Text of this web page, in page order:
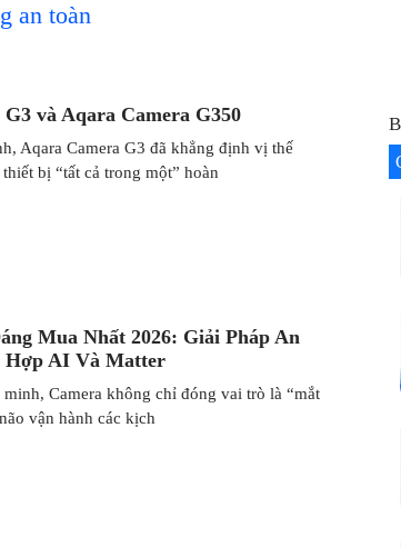
an toàn
và Aqara Camera G350
Aqara Camera G3 đã khẳng định vị thế
bị “tất cả trong một” hoàn
Mua Nhất 2026: Giải Pháp An
AI Và Matter
Camera không chỉ đóng vai trò là “mắt
vận hành các kịch